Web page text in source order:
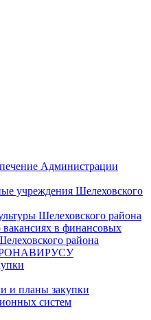
Администрации
учреждения Шелеховского
Шелеховского района
в финансовых
района
и планы закупки
систем